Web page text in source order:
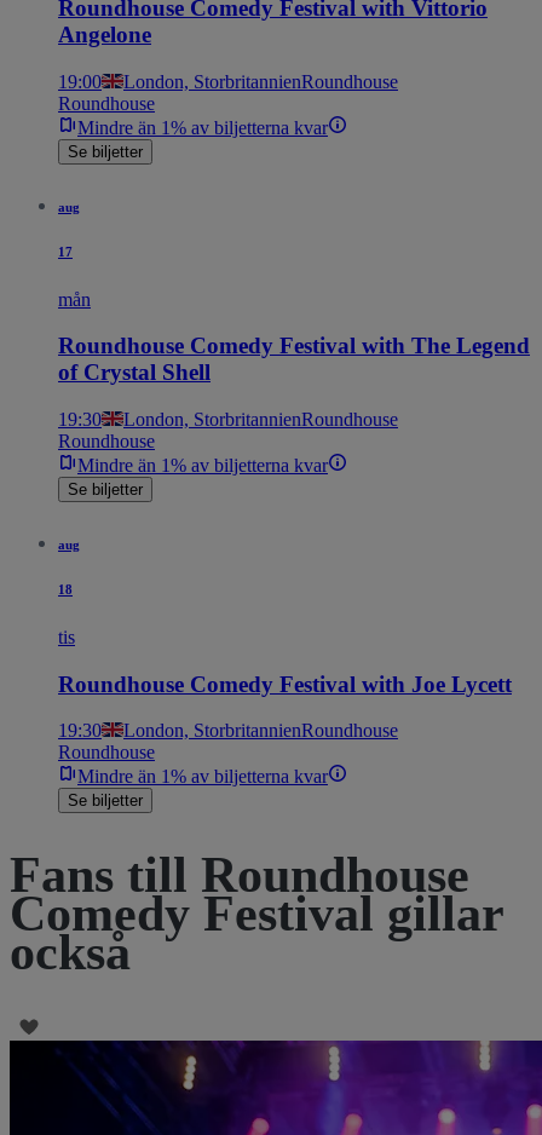
Roundhouse Comedy Festival with Vittorio
Angelone
19:00 London, StorbritannienRoundhouse
Roundhouse
Mindre än 1% av biljetterna kvar
Se biljetter
aug
17
mån
Roundhouse Comedy Festival with The Legend
of Crystal Shell
19:30 London, StorbritannienRoundhouse
Roundhouse
Mindre än 1% av biljetterna kvar
Se biljetter
aug
18
tis
Roundhouse Comedy Festival with Joe Lycett
19:30 London, StorbritannienRoundhouse
Roundhouse
Mindre än 1% av biljetterna kvar
Se biljetter
Fans till Roundhouse
Comedy Festival gillar
också